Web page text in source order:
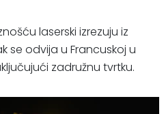
laserski izrezuju iz
se odvija u Francuskoj u
zadružnu tvrtku.